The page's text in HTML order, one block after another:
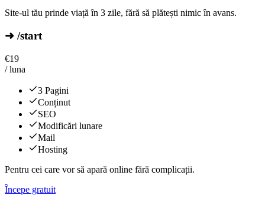
Site-ul tău prinde viață în 3 zile, fără să plătești nimic în avans.
➜ /start
€19
/ luna
3 Pagini
Conținut
SEO
Modificări lunare
Mail
Hosting
Pentru cei care vor să apară online fără complicații.
Începe gratuit